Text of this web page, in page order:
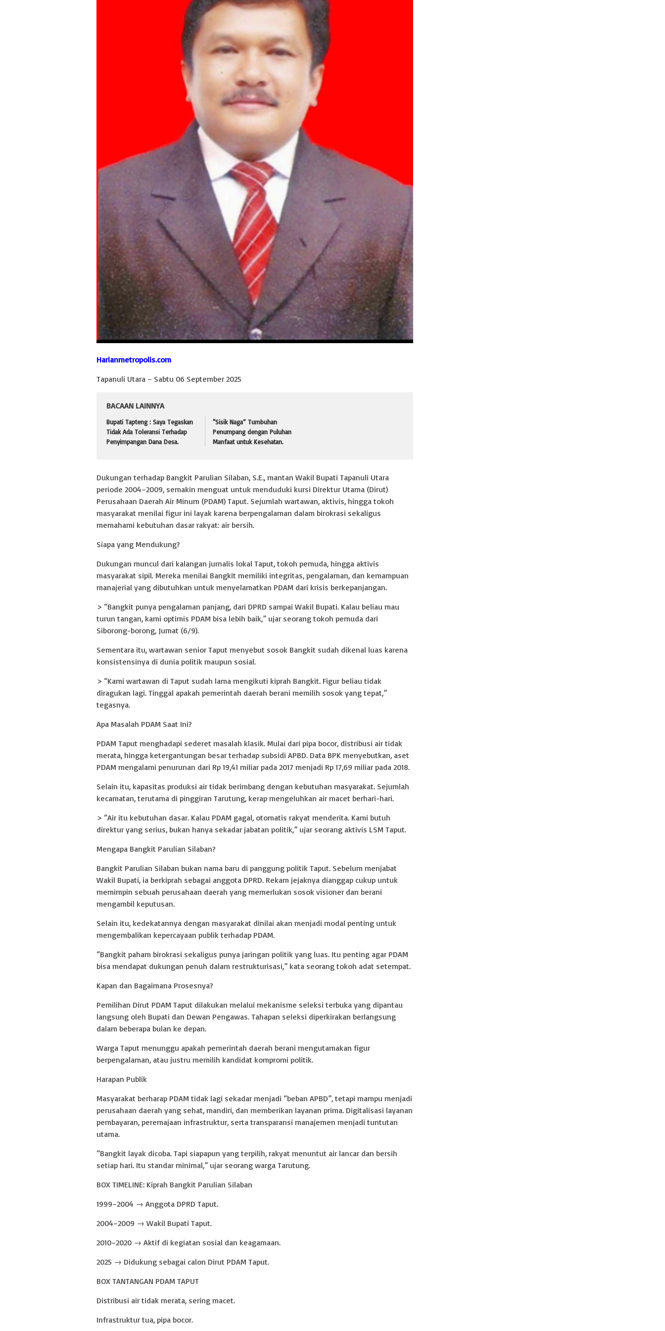
Harianmetropolis.com
Tapanuli Utara – Sabtu 06 September 2025
BACAAN LAINNYA
Bupati Tapteng : Saya Tegaskan
Tidak Ada Toleransi Terhadap
Penyimpangan Dana Desa.
“Sisik Naga” Tumbuhan
Penumpang dengan Puluhan
Manfaat untuk Kesehatan.
Dukungan terhadap Bangkit Parulian Silaban, S.E., mantan Wakil Bupati Tapanuli Utara
periode 2004–2009, semakin menguat untuk menduduki kursi Direktur Utama (Dirut)
Perusahaan Daerah Air Minum (PDAM) Taput. Sejumlah wartawan, aktivis, hingga tokoh
masyarakat menilai figur ini layak karena berpengalaman dalam birokrasi sekaligus
memahami kebutuhan dasar rakyat: air bersih.
Siapa yang Mendukung?
Dukungan muncul dari kalangan jurnalis lokal Taput, tokoh pemuda, hingga aktivis
masyarakat sipil. Mereka menilai Bangkit memiliki integritas, pengalaman, dan kemampuan
manajerial yang dibutuhkan untuk menyelamatkan PDAM dari krisis berkepanjangan.
> “Bangkit punya pengalaman panjang, dari DPRD sampai Wakil Bupati. Kalau beliau mau
turun tangan, kami optimis PDAM bisa lebih baik,” ujar seorang tokoh pemuda dari
Siborong-borong, Jumat (6/9).
Sementara itu, wartawan senior Taput menyebut sosok Bangkit sudah dikenal luas karena
konsistensinya di dunia politik maupun sosial.
> “Kami wartawan di Taput sudah lama mengikuti kiprah Bangkit. Figur beliau tidak
diragukan lagi. Tinggal apakah pemerintah daerah berani memilih sosok yang tepat,”
tegasnya.
Apa Masalah PDAM Saat Ini?
PDAM Taput menghadapi sederet masalah klasik. Mulai dari pipa bocor, distribusi air tidak
merata, hingga ketergantungan besar terhadap subsidi APBD. Data BPK menyebutkan, aset
PDAM mengalami penurunan dari Rp 19,41 miliar pada 2017 menjadi Rp 17,69 miliar pada 2018.
Selain itu, kapasitas produksi air tidak berimbang dengan kebutuhan masyarakat. Sejumlah
kecamatan, terutama di pinggiran Tarutung, kerap mengeluhkan air macet berhari-hari.
> “Air itu kebutuhan dasar. Kalau PDAM gagal, otomatis rakyat menderita. Kami butuh
direktur yang serius, bukan hanya sekadar jabatan politik,” ujar seorang aktivis LSM Taput.
Mengapa Bangkit Parulian Silaban?
Bangkit Parulian Silaban bukan nama baru di panggung politik Taput. Sebelum menjabat
Wakil Bupati, ia berkiprah sebagai anggota DPRD. Rekam jejaknya dianggap cukup untuk
memimpin sebuah perusahaan daerah yang memerlukan sosok visioner dan berani
mengambil keputusan.
Selain itu, kedekatannya dengan masyarakat dinilai akan menjadi modal penting untuk
mengembalikan kepercayaan publik terhadap PDAM.
“Bangkit paham birokrasi sekaligus punya jaringan politik yang luas. Itu penting agar PDAM
bisa mendapat dukungan penuh dalam restrukturisasi,” kata seorang tokoh adat setempat.
Kapan dan Bagaimana Prosesnya?
Pemilihan Dirut PDAM Taput dilakukan melalui mekanisme seleksi terbuka yang dipantau
langsung oleh Bupati dan Dewan Pengawas. Tahapan seleksi diperkirakan berlangsung
dalam beberapa bulan ke depan.
Warga Taput menunggu apakah pemerintah daerah berani mengutamakan figur
berpengalaman, atau justru memilih kandidat kompromi politik.
Harapan Publik
Masyarakat berharap PDAM tidak lagi sekadar menjadi “beban APBD”, tetapi mampu menjadi
perusahaan daerah yang sehat, mandiri, dan memberikan layanan prima. Digitalisasi layanan
pembayaran, peremajaan infrastruktur, serta transparansi manajemen menjadi tuntutan
utama.
“Bangkit layak dicoba. Tapi siapapun yang terpilih, rakyat menuntut air lancar dan bersih
setiap hari. Itu standar minimal,” ujar seorang warga Tarutung.
BOX TIMELINE: Kiprah Bangkit Parulian Silaban
1999–2004 → Anggota DPRD Taput.
2004–2009 → Wakil Bupati Taput.
2010–2020 → Aktif di kegiatan sosial dan keagamaan.
2025 → Didukung sebagai calon Dirut PDAM Taput.
BOX TANTANGAN PDAM TAPUT
Distribusi air tidak merata, sering macet.
Infrastruktur tua, pipa bocor.